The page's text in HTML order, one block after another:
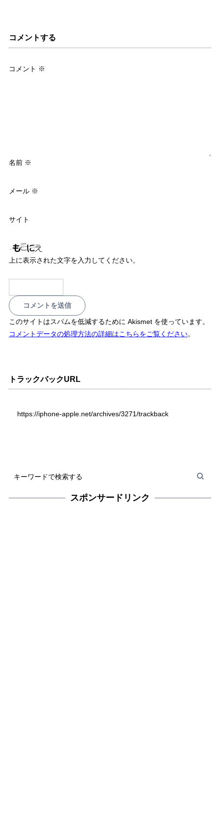
コメントする
コメント ※
名前 ※
メール ※
サイト
上に表示された文字を入力してください。
このサイトはスパムを低減するために Akismet を使っています。
コメントデータの処理方法の詳細はこちらをご覧ください。
トラックバックURL
https://iphone-apple.net/archives/3271/trackback
スポンサードリンク